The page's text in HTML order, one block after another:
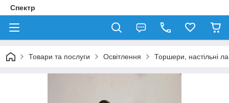
Спектр
Товари та послуги Освітлення Торшери, настільні